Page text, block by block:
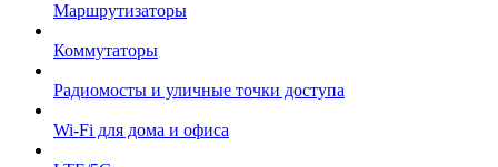
Маршрутизаторы
Коммутаторы
Радиомосты и уличные точки доступа
Wi-Fi для дома и офиса